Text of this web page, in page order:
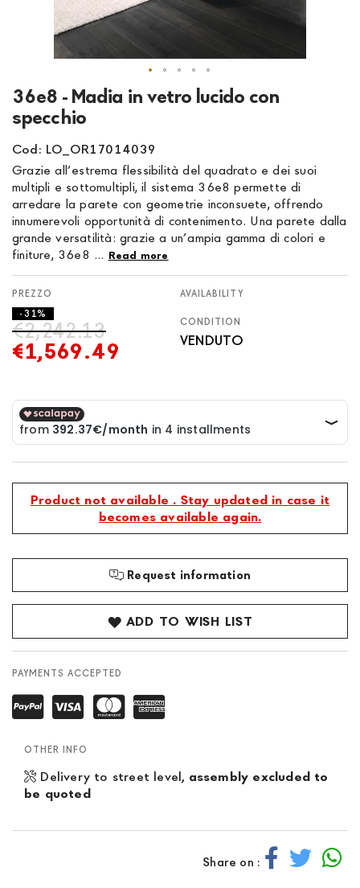
36e8 - Madia in vetro lucido con
specchio
Cod: LO_OR17014039
Grazie all’estrema flessibilità del quadrato e dei suoi
multipli e sottomultipli, il sistema 36e8 permette di
arredare la parete con geometrie inconsuete, offrendo
innumerevoli opportunità di contenimento. Una parete dalla
grande versatilità: grazie a un’ampia gamma di colori e
finiture, 36e8 ... Read more
€1,569.49
€2,242.13
- 31%
AVAILABILITY
CONDITION
VENDUTO
Product not available . Stay updated in case it
becomes available again.
Request information
ADD TO WISH LIST
PAYMENTS ACCEPTED
OTHER INFO
Delivery to street level, assembly excluded to
be quoted
Share on :
Skip
to
the
beginning
of
the
images
gallery